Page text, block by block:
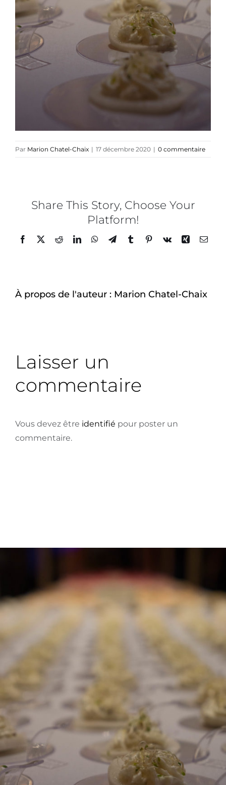
TEDx
À-propos
Par Marion Chatel-Chaix | 17 décembre 2020 | 0 commentaire
Share This Story, Choose Your
Platform!
Facebook
TwitterRedditLinkedInWhatsApp
TelegramTumblrPinterest
Vk Xing Email
À propos de l'auteur : Marion Chatel-Chaix
Laisser un
commentaire
Vous devez être identifié pour poster un
commentaire.